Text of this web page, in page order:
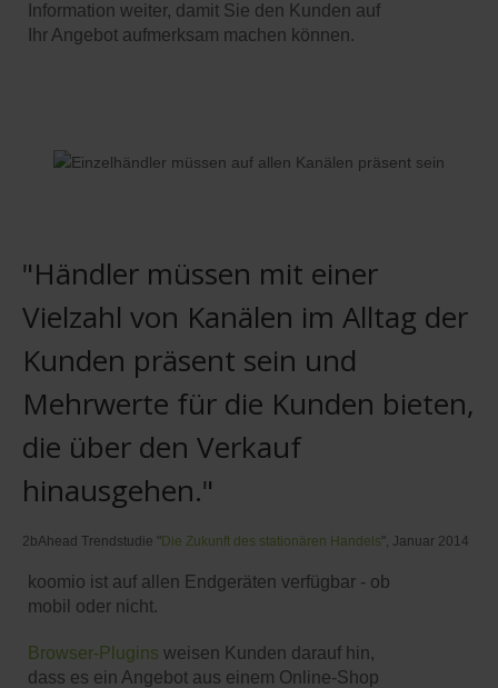
Information weiter, damit Sie den Kunden auf
Ihr Angebot aufmerksam machen können.
"Händler müssen mit einer
Vielzahl von Kanälen im Alltag der
Kunden präsent sein und
Mehrwerte für die Kunden bieten,
die über den Verkauf
hinausgehen."
2bAhead Trendstudie "Die Zukunft des stationären Handels ", Januar 2014
koomio ist auf allen Endgeräten verfügbar - ob
mobil oder nicht.
Browser-Plugins weisen Kunden darauf hin,
dass es ein Angebot aus einem Online-Shop